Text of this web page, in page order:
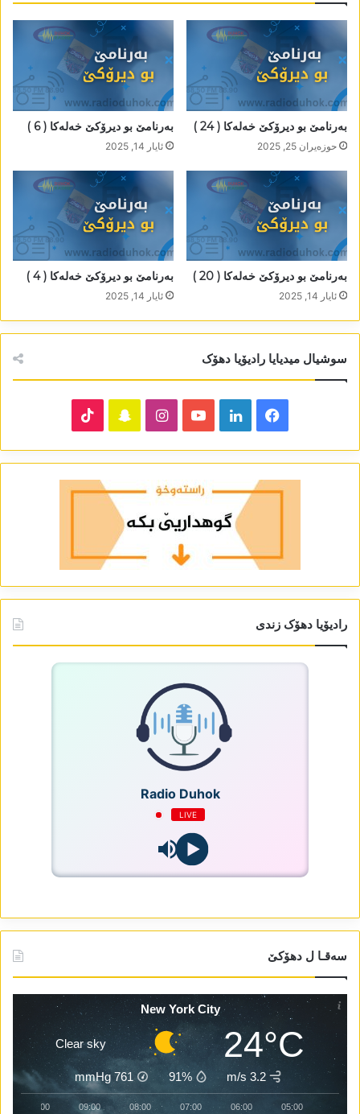
بەرنامێ بو دیرۆکێ خەلەکا ( 24 )
حوزه‌یران 25, 2025
بەرنامێ بو دیرۆکێ خەلەکا ( 6 )
ئایار 14, 2025
بەرنامێ بو دیرۆکێ خەلەکا ( 20 )
ئایار 14, 2025
بەرنامێ بو دیرۆکێ خەلەکا ( 4 )
ئایار 14, 2025
سوشیال میدیایا رادیۆیا دھۆک
Facebook
LinkedIn
YouTube
Instagram
Snapchat
رادیۆیا دھۆک زندی
Radio Duhok
LIVE
سەقـا ل دھۆکێ
New York City
24°C
Clear sky
3.2 m/s
91%
761
mmHg
05:00
06:00
07:00
08:00
09:00
10:00